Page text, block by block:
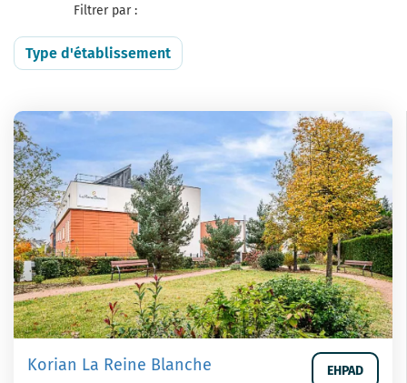
Filtrer par :
Type d'établissement
Korian La Reine Blanche EHPAD